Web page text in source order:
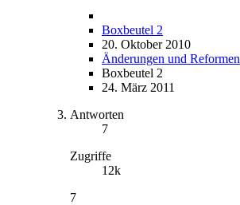
Boxbeutel 2
20. Oktober 2010
Änderungen und Reformen
Boxbeutel 2
24. März 2011
Antworten
7
Zugriffe
12k
7